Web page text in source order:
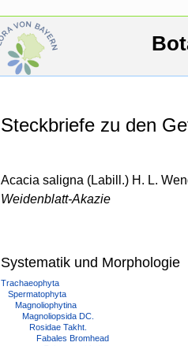
Steckbriefe zu den
Acacia saligna (Labill.) H. L.
Weidenblatt-Akazie
Systematik und Morphologie
Trachaeophyta
Spermatophyta
Magnoliophytina
Magnoliopsida DC.
Rosidae Takht.
Fabales Bromhead